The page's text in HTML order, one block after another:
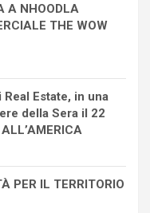
A NHOODLA
THE WOW
Estate, in una
della Sera il 22
PER IL TERRITORIO